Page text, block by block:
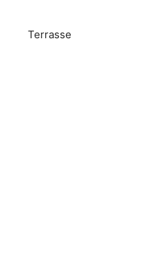
Terrasse